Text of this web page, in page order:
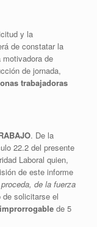
y la
de constatar la
de
de jornada,
trabajadoras
. De la
22.2 del presente
Laboral quien,
de este informe
de la fuerza
de solicitarse el
improrrogablede 5